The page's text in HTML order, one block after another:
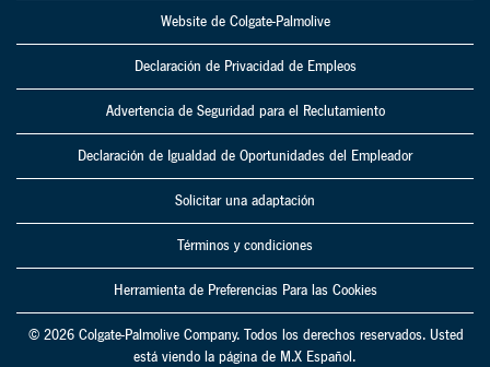
Website de Colgate-Palmolive
Declaración de Privacidad de Empleos
Advertencia de Seguridad para el Reclutamiento
Declaración de Igualdad de Oportunidades del Empleador
Solicitar una adaptación
Términos y condiciones
Herramienta de Preferencias Para las Cookies
© 2026 Colgate-Palmolive Company. Todos los derechos reservados. Usted
está viendo la página de M.X Español.